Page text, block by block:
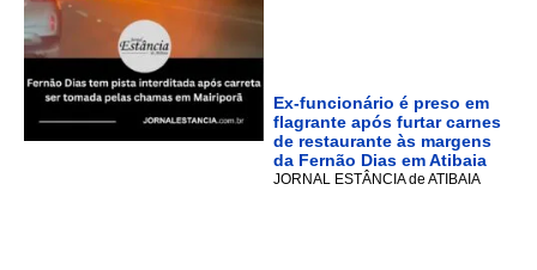
Ex-funcionário é preso em
flagrante após furtar carnes
de restaurante às margens
da Fernão Dias em Atibaia
JORNAL ESTÂNCIA de ATIBAIA